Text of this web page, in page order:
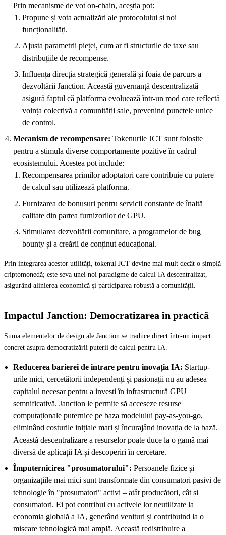
Prin mecanisme de vot on-chain, aceștia pot:
Propune și vota actualizări ale protocolului și noi
funcționalități.
Ajusta parametrii pieței, cum ar fi structurile de taxe sau
distribuțiile de recompense.
Influența direcția strategică generală și foaia de parcurs a
dezvoltării Janction. Această guvernanță descentralizată
asigură faptul că platforma evoluează într-un mod care reflectă
voința colectivă a comunității sale, prevenind punctele unice
de control.
Mecanism de recompensare: Tokenurile JCT sunt folosite
pentru a stimula diverse comportamente pozitive în cadrul
ecosistemului. Acestea pot include:
Recompensarea primilor adoptatori care contribuie cu putere
de calcul sau utilizează platforma.
Furnizarea de bonusuri pentru servicii constante de înaltă
calitate din partea furnizorilor de GPU.
Stimularea dezvoltării comunitare, a programelor de bug
bounty și a creării de conținut educațional.
Prin integrarea acestor utilități, tokenul JCT devine mai mult decât o simplă
criptomonedă; este seva unei noi paradigme de calcul IA descentralizat,
asigurând alinierea economică și participarea robustă a comunității.
Impactul Janction: Democratizarea în practică
Suma elementelor de design ale Janction se traduce direct într-un impact
concret asupra democratizării puterii de calcul pentru IA.
Reducerea barierei de intrare pentru inovația IA: Startup-
urile mici, cercetătorii independenți și pasionații nu au adesea
capitalul necesar pentru a investi în infrastructură GPU
semnificativă. Janction le permite să acceseze resurse
computaționale puternice pe baza modelului pay-as-you-go,
eliminând costurile inițiale mari și încurajând inovația de la bază.
Această descentralizare a resurselor poate duce la o gamă mai
diversă de aplicații IA și descoperiri în cercetare.
Împuternicirea "prosumatorului": Persoanele fizice și
organizațiile mai mici sunt transformate din consumatori pasivi de
tehnologie în "prosumatori" activi – atât producători, cât și
consumatori. Ei pot contribui cu activele lor neutilizate la
economia globală a IA, generând venituri și contribuind la o
mișcare tehnologică mai amplă. Această redistribuire a